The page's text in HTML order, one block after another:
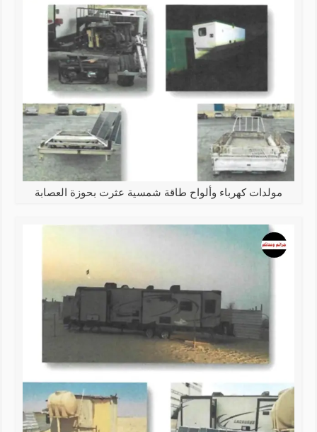
مولدات كهرباء وألواح طاقة شمسية عثرت بحوزة العصابة